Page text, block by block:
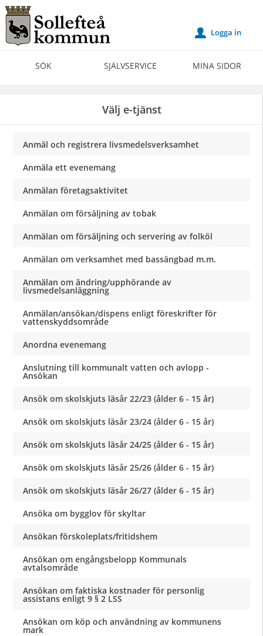
Välkommen
till
Självservice
Sollefteå
SÖK SJÄLVSERVICE MINA SIDOR
u Logga in
Välj e-tjänst
Anmäl och registrera livsmedelsverksamhet
Anmäla ett evenemang
Anmälan företagsaktivitet
Anmälan om försäljning av tobak
Anmälan om försäljning och servering av folköl
Anmälan om verksamhet med bassängbad m.m.
Anmälan om ändring/upphörande av
livsmedelsanläggning
Anmälan/ansökan/dispens enligt föreskrifter för
vattenskyddsområde
Anordna evenemang
Anslutning till kommunalt vatten och avlopp -
Ansökan
Ansök om skolskjuts läsår 22/23 (ålder 6 - 15 år)
Ansök om skolskjuts läsår 23/24 (ålder 6 - 15 år)
Ansök om skolskjuts läsår 24/25 (ålder 6 - 15 år)
Ansök om skolskjuts läsår 25/26 (ålder 6 - 15 år)
Ansök om skolskjuts läsår 26/27 (ålder 6 - 15 år)
Ansöka om bygglov för skyltar
Ansökan förskoleplats/fritidshem
Ansökan om engångsbelopp Kommunals
avtalsområde
Ansökan om faktiska kostnader för personlig
assistans enligt 9 § 2 LSS
Ansökan om köp och användning av kommunens
mark